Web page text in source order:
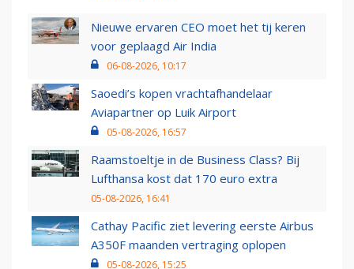
Nieuwe ervaren CEO moet het tij keren
voor geplaagd Air India
06-08-2026, 10:17
Saoedi’s kopen vrachtafhandelaar
Aviapartner op Luik Airport
05-08-2026, 16:57
Raamstoeltje in de Business Class? Bij
Lufthansa kost dat 170 euro extra
05-08-2026, 16:41
Cathay Pacific ziet levering eerste Airbus
A350F maanden vertraging oplopen
05-08-2026, 15:25